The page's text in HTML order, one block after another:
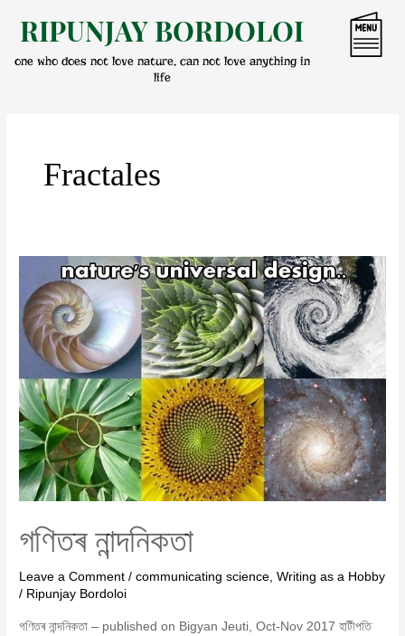
content
RIPUNJAY BORDOLOI
one who does not love nature, can not love anything in
life
Fractales
গণিতৰ নান্দনিকতা
Leave a Comment /communicating science,Writing as a Hobby
/ Ripunjay Bordoloi
গণিতৰ নান্দনিকতা – published on Bigyan Jeuti, Oct-Nov 2017 হাটীপতি
নান্দনিকতা